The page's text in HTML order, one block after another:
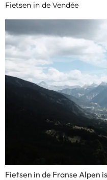
Fietsen in de Vendée
Fietsen in de Franse Alpen